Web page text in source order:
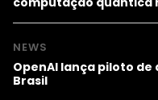
NEWS
OpenAI lança piloto de
Brasil